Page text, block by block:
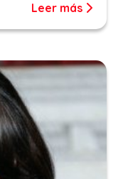
Leer más